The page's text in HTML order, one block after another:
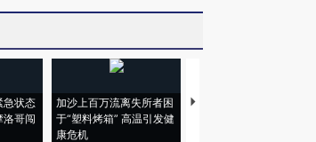
急状态
洛哥闯
加沙上百万流离失所者困
于“塑料烤箱” 高温引发健
康危机
马航飞行员跨国走私7万